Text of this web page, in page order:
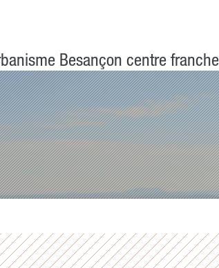
Besançon centre